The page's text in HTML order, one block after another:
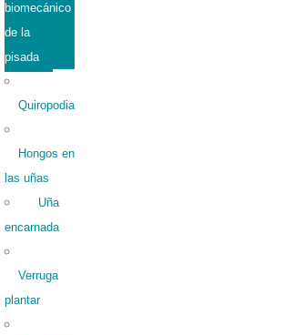
biomecánico
de la
pisada
Quiropodia
Hongos en
las uñas
Uña
encarnada
Verruga
plantar